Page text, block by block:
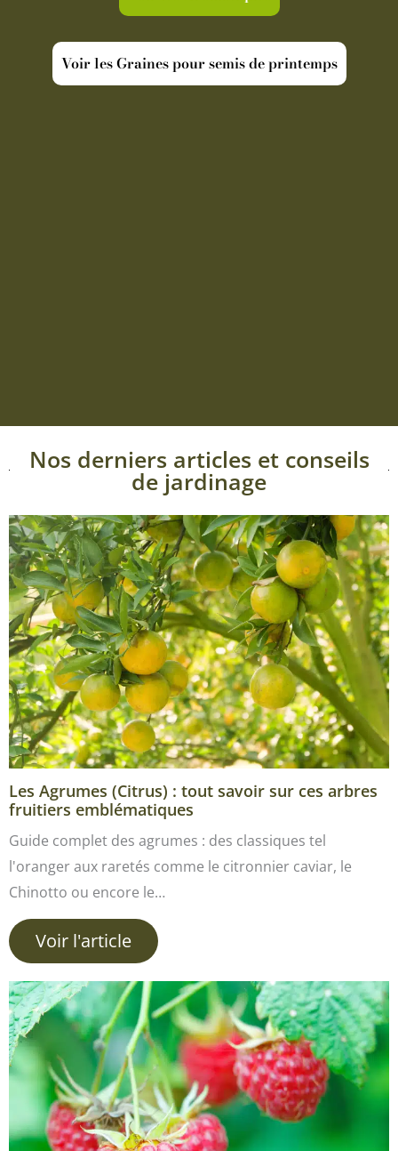
Voir les Graines pour semis de printemps
Nos derniers articles et conseils
de jardinage
Les Agrumes (Citrus) : tout savoir sur ces arbres
fruitiers emblématiques
Guide complet des agrumes : des classiques tel
l'oranger aux raretés comme le citronnier caviar, le
Chinotto ou encore le…
Voir l'article